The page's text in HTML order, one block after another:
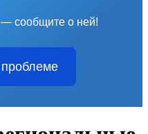
— сообщите о ней!